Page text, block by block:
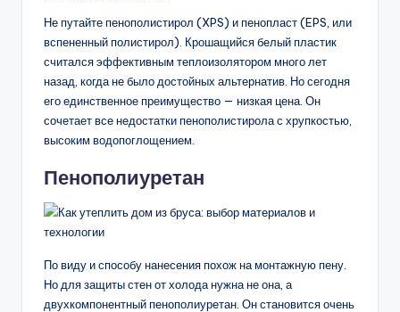
Не путайте пенополистирол (XPS) и пенопласт (EPS, или
вспененный полистирол). Крошащийся белый пластик
считался эффективным теплоизолятором много лет
назад, когда не было достойных альтернатив. Но сегодня
его единственное преимущество — низкая цена. Он
сочетает все недостатки пенополистирола с хрупкостью,
высоким водопоглощением.
Пенополиуретан
По виду и способу нанесения похож на монтажную пену.
Но для защиты стен от холода нужна не она, а
двухкомпонентный пенополиуретан. Он становится очень